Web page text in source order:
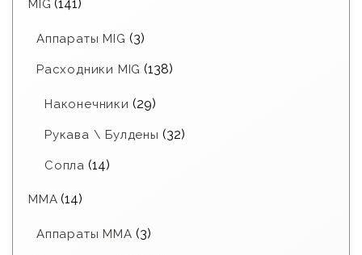
MIG (141)
Аппараты MIG (3)
Расходники MIG (138)
Наконечники (29)
Рукава \ Булдены (32)
Сопла (14)
MMA (14)
Аппараты MMA (3)